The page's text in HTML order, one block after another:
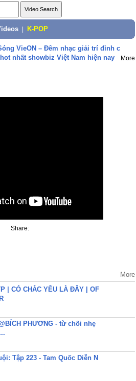
K-POP
VieON – Đêm nhạc giải trí đỉnh c
nhất showbiz Việt Nam hiện nay
More
Share:
More
| CÓ CHẮC YÊU LÀ ĐÂY | OF
PHƯƠNG - từ chối nhẹ
Tập 223 - Tam Quốc Diễn N